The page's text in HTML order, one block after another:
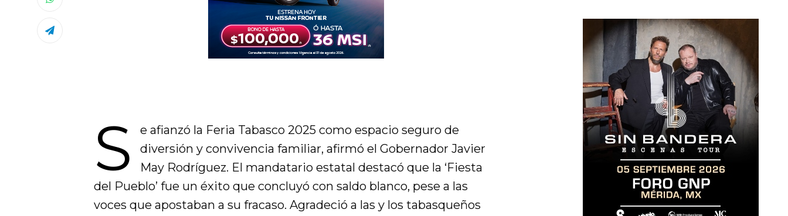
S
e afianzó la Feria Tabasco 2025 como espacio seguro de
diversión y convivencia familiar, afirmó el Gobernador Javier
May Rodríguez. El mandatario estatal destacó que la ‘Fiesta
del Pueblo’ fue un éxito que concluyó con saldo blanco, pese a las
voces que apostaban a su fracaso. Agradeció a las y los tabasqueños